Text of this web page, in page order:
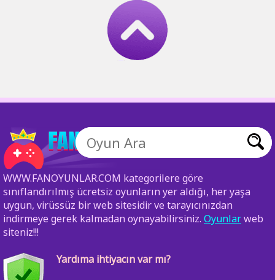
WWW.FANOYUNLAR.COM kategorilere göre
sınıflandırılmış ücretsiz oyunların yer aldığı, her yaşa
uygun, virüssüz bir web sitesidir ve tarayıcınızdan
indirmeye gerek kalmadan oynayabilirsiniz. Oyunlarweb
siteniz!!!
Yardıma ihtiyacın var mı?